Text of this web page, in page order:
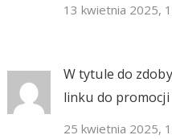
13 kwietnia 2025,
W tytule do
linku do promocji
25 kwietnia 2025,